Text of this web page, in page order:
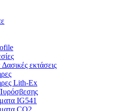
εκτάσεις
Lith-Ex
IG541
CO2